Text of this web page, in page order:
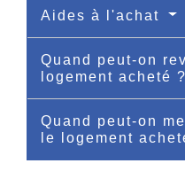
Aides à l'achat
Quand peut-on
logement acheté ?
Quand peut-on
le logement